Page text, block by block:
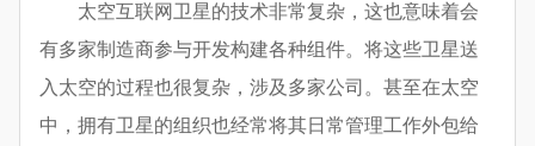
太空互联网卫星的技术非常复杂，这也意味着会
有多家制造商参与开发构建各种组件。将这些卫星送
入太空的过程也很复杂，涉及多家公司。甚至在太空
中，拥有卫星的组织也经常将其日常管理工作外包给